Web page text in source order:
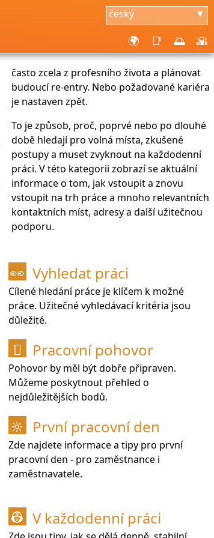
český ▼
🌍 📑 🌅 🌇
často zcela z profesního života a plánovat
budoucí re-entry. Nebo požadované kariéra
je nastaven zpět.
To je způsob, proč, poprvé nebo po dlouhé
době hledají pro volná místa, zkušené
postupy a muset zvyknout na každodenní
práci. V této kategorii zobrazí se aktuální
informace o tom, jak vstoupit a znovu
vstoupit na trh práce a mnoho relevantních
kontaktních míst, adresy a další užitečnou
podporu.
👀 Vyhledat práci
Cílené hledání práce je klíčem k možné
práce. Užitečné vyhledávací kritéria jsou
důležité.
 Pracovní pohovor
Pohovor by měl být dobře připraven.
Můžeme poskytnout přehled o
nejdůležitějších bodů.
🔆 První pracovní den
Zde najdete informace a tipy pro první
pracovní den - pro zaměstnance i
zaměstnavatele.
👷 V každodenní práci